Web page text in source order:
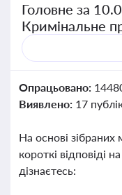
Головне за
Кримінальне
Опрацьовано:
Виявлено: 17
На основі зібраних
короткі відповіді
дізнаєтесь: